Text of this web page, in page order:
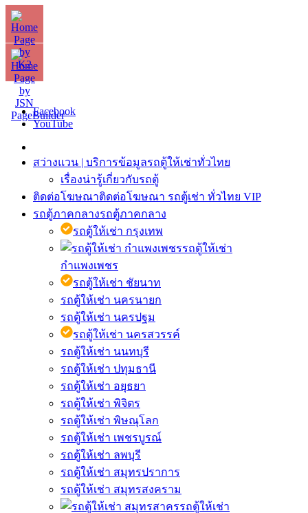
Facebook
YouTube
สว่างแวน | บริการข้อมูลรถตู้ให้เช่าทั่วไทย
เรื่องน่ารู้เกี่ยวกับรถตู้
ติดต่อโฆษณาติดต่อโฆษณา รถตู้เช่า ทั่วไทย VIP
รถตู้ภาคกลางรถตู้ภาคกลาง
รถตู้ให้เช่า กรุงเทพ
รถตู้ให้เช่า
กำแพงเพชร
รถตู้ให้เช่า ชัยนาท
รถตู้ให้เช่า นครนายก
รถตู้ให้เช่า นครปฐม
รถตู้ให้เช่า นครสวรรค์
รถตู้ให้เช่า นนทบุรี
รถตู้ให้เช่า ปทุมธานี
รถตู้ให้เช่า อยุธยา
รถตู้ให้เช่า พิจิตร
รถตู้ให้เช่า พิษณุโลก
รถตู้ให้เช่า เพชรบูรณ์
รถตู้ให้เช่า ลพบุรี
รถตู้ให้เช่า สมุทรปราการ
รถตู้ให้เช่า สมุทรสงคราม
รถตู้ให้เช่า